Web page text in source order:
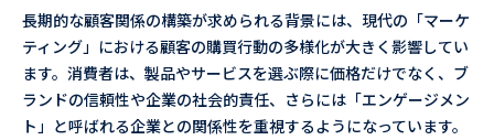
長期的な顧客関係の構築が求められる背景には、現代の「マーケ
ティング」における顧客の購買行動の多様化が大きく影響してい
ます。消費者は、製品やサービスを選ぶ際に価格だけでなく、ブ
ランドの信頼性や企業の社会的責任、さらには「エンゲージメン
ト」と呼ばれる企業との関係性を重視するようになっています。